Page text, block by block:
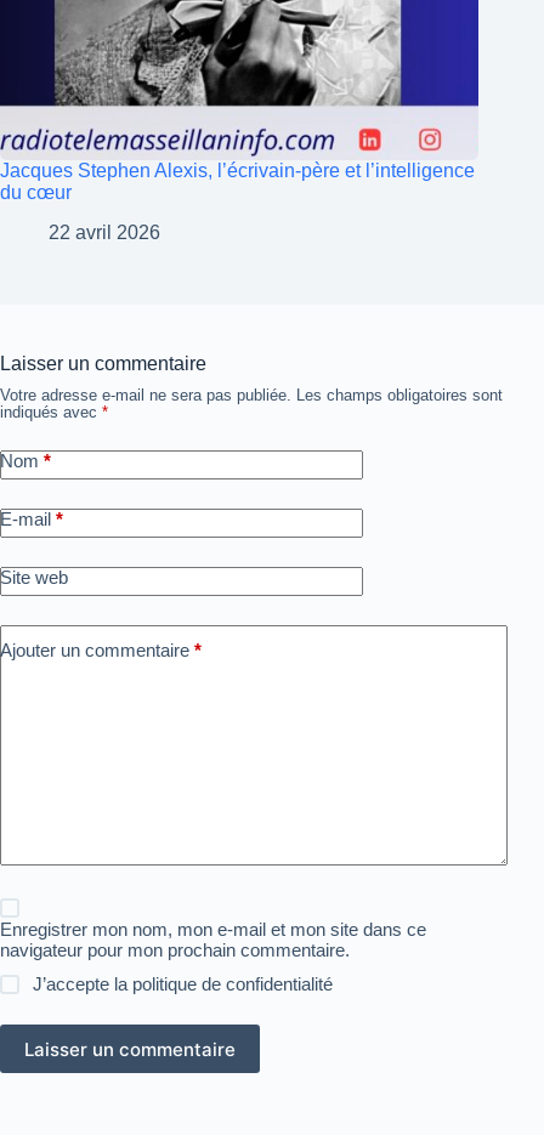
Jacques Stephen Alexis, l’écrivain-père et l’intelligence
du cœur
22 avril 2026
Laisser un commentaire
Votre adresse e-mail ne sera pas publiée. Les champs obligatoires sont
indiqués avec *
Nom *
E-mail *
Site web
Ajouter un commentaire *
Enregistrer mon nom, mon e-mail et mon site dans ce
navigateur pour mon prochain commentaire.
J’accepte la politique de confidentialité
Laisser un commentaire